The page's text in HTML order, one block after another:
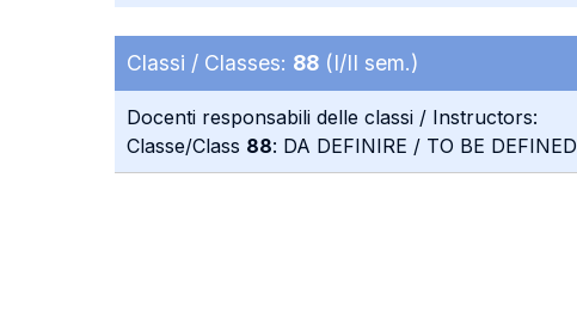
Classi / Classes: 88 (I/II sem.)
Docenti responsabili delle classi / Instructors:
Classe/Class 88: DA DEFINIRE / TO BE DEFINED